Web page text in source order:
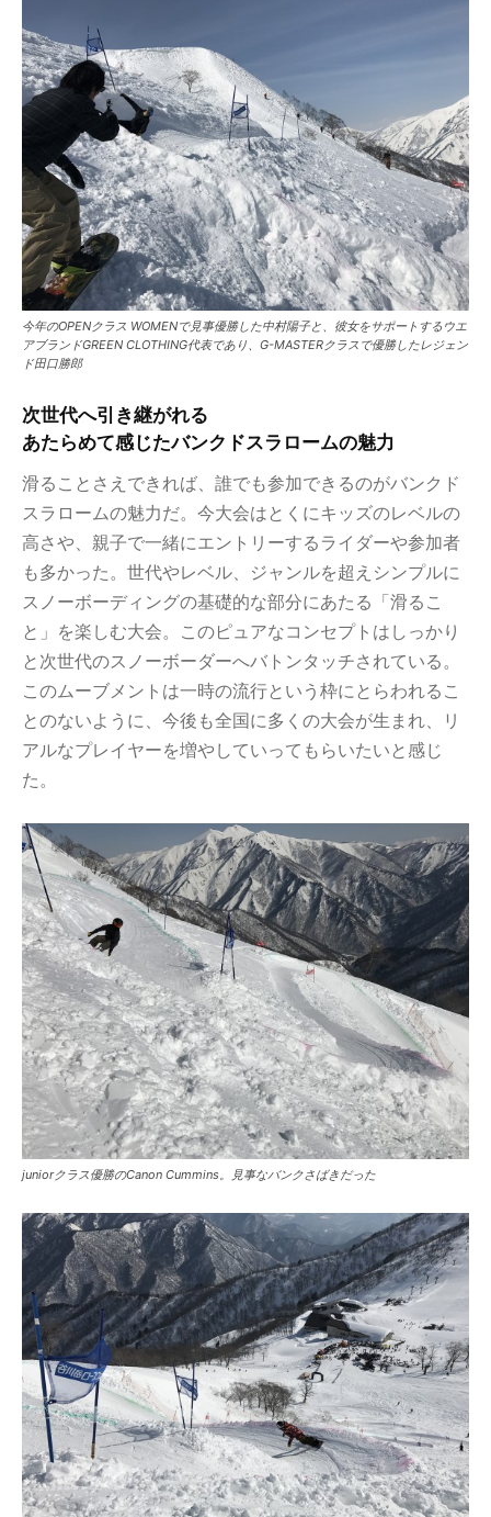
今年のOPENクラス WOMENで見事優勝した中村陽子と、彼女をサポートするウエ
アブランドGREEN CLOTHING代表であり、G-MASTERクラスで優勝したレジェン
ド田口勝郎
次世代へ引き継がれる
あたらめて感じたバンクドスラロームの魅力
滑ることさえできれば、誰でも参加できるのがバンクド
スラロームの魅力だ。今大会はとくにキッズのレベルの
高さや、親子で一緒にエントリーするライダーや参加者
も多かった。世代やレベル、ジャンルを超えシンプルに
スノーボーディングの基礎的な部分にあたる「滑るこ
と」を楽しむ大会。このピュアなコンセプトはしっかり
と次世代のスノーボーダーへバトンタッチされている。
このムーブメントは一時の流行という枠にとらわれるこ
とのないように、今後も全国に多くの大会が生まれ、リ
アルなプレイヤーを増やしていってもらいたいと感じ
た。
juniorクラス優勝のCanon Cummins。見事なバンクさばきだった